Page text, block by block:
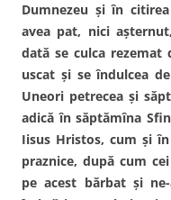
Dumnezeu şi în
avea pat, nici
dată se culca
uscat şi se îndulcea
Uneori petrecea şi
adică în săptămîna
Iisus Hristos, cum şi
praznice, după cum
pe acest bărbat şi